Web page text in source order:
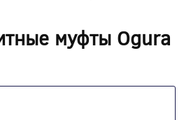
муфты Ogura